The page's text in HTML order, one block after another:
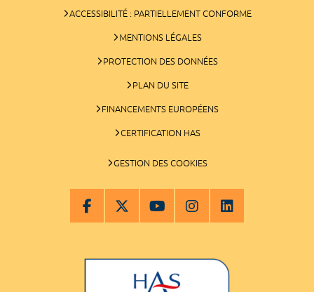
ACCESSIBILITÉ : PARTIELLEMENT CONFORME
MENTIONS LÉGALES
PROTECTION DES DONNÉES
PLAN DU SITE
FINANCEMENTS EUROPÉENS
CERTIFICATION HAS
GESTION DES COOKIES